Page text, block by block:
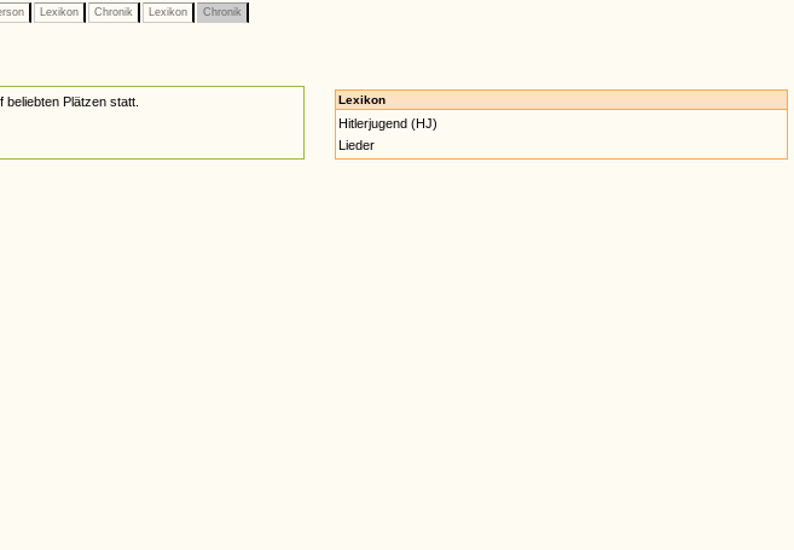
Lexikon Chronik Lexikon Chronik
Plätzen statt. Lexikon
Hitlerjugend (HJ)
Lieder